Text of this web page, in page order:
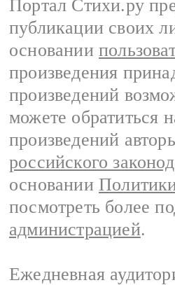
Портал Стихи.ру
публикации своих
основании
произведения
произведений
можете обратиться
произведений
российского
основании
посмотреть более
администрацией.
Ежедневная